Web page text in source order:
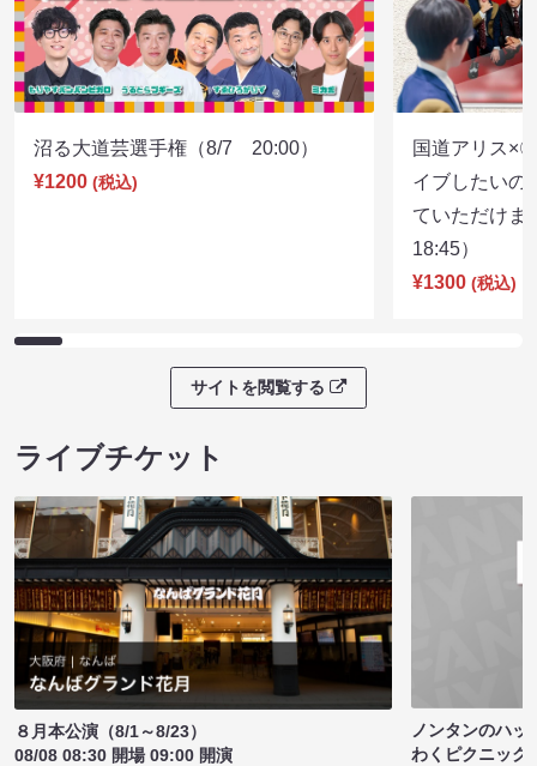
沼る大道芸選手権（8/7 20:00）
¥1200 (税込)
国道アリス×
イブしたいの
ていただけ
18:45）
¥1300 (税込)
サイトを閲覧する
ライブチケット
８月本公演（8/1～8/23）
08/08 08:30 開場 09:00 開演
ノンタンのハッ
わくピクニック